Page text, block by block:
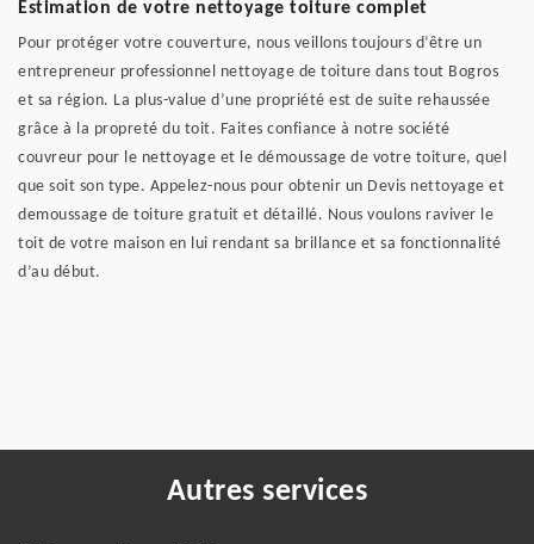
Estimation de votre nettoyage toiture complet
Pour protéger votre couverture, nous veillons toujours d’être un
entrepreneur professionnel nettoyage de toiture dans tout Bogros
et sa région. La plus-value d’une propriété est de suite rehaussée
grâce à la propreté du toit. Faites confiance à notre société
couvreur pour le nettoyage et le démoussage de votre toiture, quel
que soit son type. Appelez-nous pour obtenir un Devis nettoyage et
demoussage de toiture gratuit et détaillé. Nous voulons raviver le
toit de votre maison en lui rendant sa brillance et sa fonctionnalité
d’au début.
Autres services